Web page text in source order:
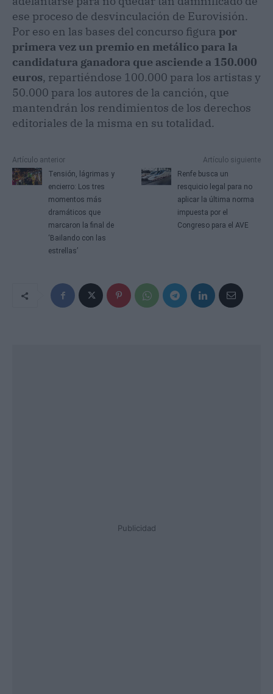
ese proceso de desvinculación de Eurovisión.
Por eso en las bases del concurso figura por
primera vez un premio en metálico para la
candidatura ganadora que asciende a 150.000
euros, repartiéndose 100.000 para los artistas y
50.000 para los autores de la canción, que
mantendrán los rendimientos de los derechos
editoriales de la misma en su totalidad.
Artículo anterior
Tensión, lágrimas y
encierro: Los tres
momentos más
dramáticos que
marcaron la final de
‘Bailando con las
estrellas’
Artículo siguiente
Renfe busca un
resquicio legal para no
aplicar la última norma
impuesta por el
Congreso para el AVE
Publicidad